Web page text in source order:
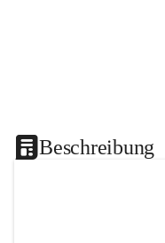
Beschreibung